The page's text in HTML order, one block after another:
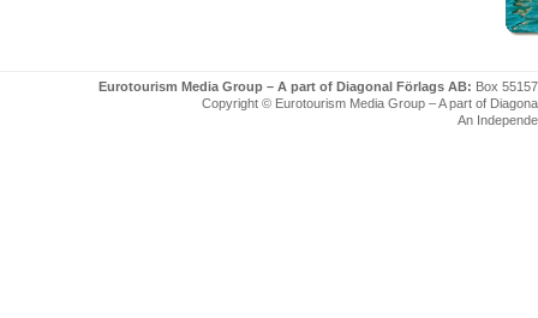
Eurotourism Media Group – A part of Diagonal Förlags AB: Box
Copyright © Eurotourism Media Group – A part of
An